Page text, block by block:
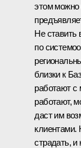
этом можно
Не ставить
по
близки к
работают с
работают,
даст им
клиентами.
страдать,